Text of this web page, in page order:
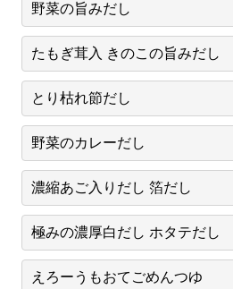
野菜の旨みだし
たもぎ茸入 きのこの旨みだし
とり枯れ節だし
野菜のカレーだし
濃縮あご入りだし 箔だし
極みの濃厚白だし ホタテだし
えろーうもおてごめんつゆ